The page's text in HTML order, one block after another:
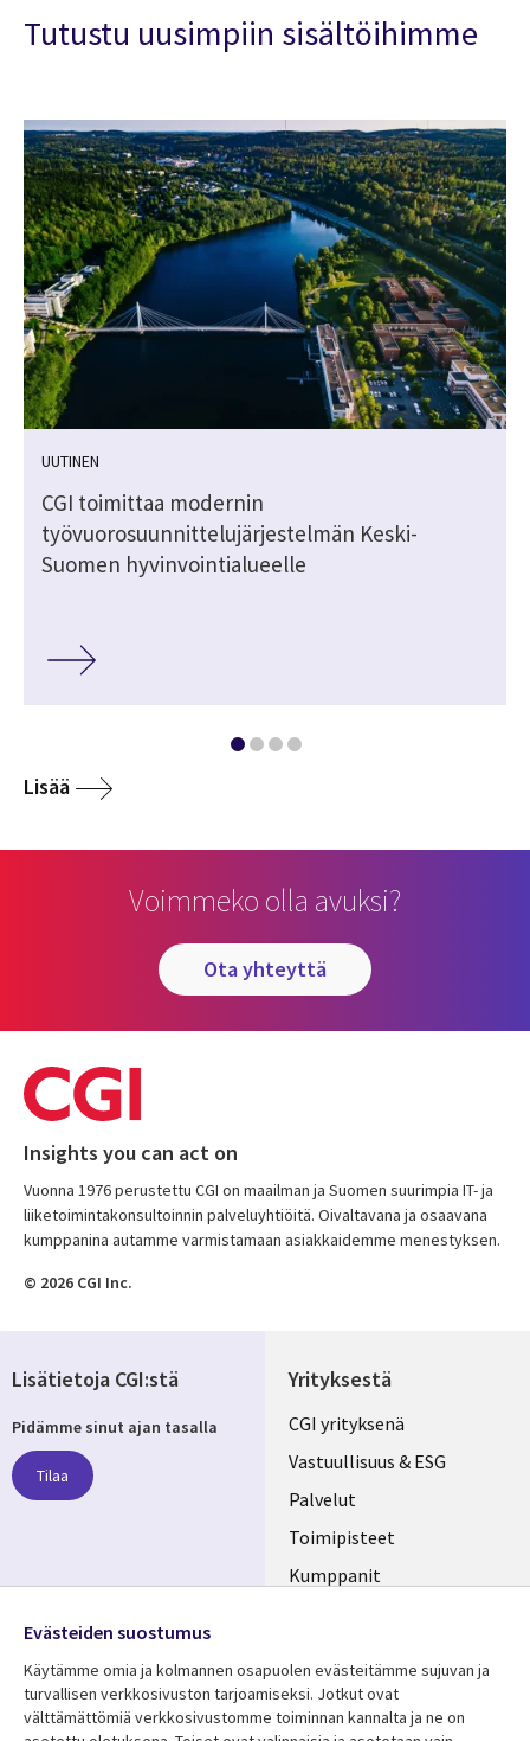
Tutustu uusimpiin sisältöihimme
UUTINEN
CGI toimittaa modernin
työvuorosuunnittelujärjestelmän Keski-
Suomen hyvinvointialueelle
Lisää
Voimmeko olla avuksi?
ota yhteyttä
Insights you can act on
Vuonna 1976 perustettu CGI on maailman ja Suomen suurimpia IT- ja
liiketoimintakonsultoinnin palveluyhtiöitä. Oivaltavana ja osaavana
kumppanina autamme varmistamaan asiakkaidemme menestyksen.
© 2026 CGI Inc.
Yrityksestä
Useful
links
FINLAND
CGI yrityksenä
Vastuullisuus & ESG
Palvelut
Toimipisteet
Kumppanit
Lisätietoja CGI:stä
Pidämme sinut ajan tasalla
Tilaa
Media
FINLAND
Evästeiden suostumus
Käytämme omia ja kolmannen osapuolen evästeitämme sujuvan ja
turvallisen verkkosivuston tarjoamiseksi. Jotkut ovat
välttämättömiä verkkosivustomme toiminnan kannalta ja ne on